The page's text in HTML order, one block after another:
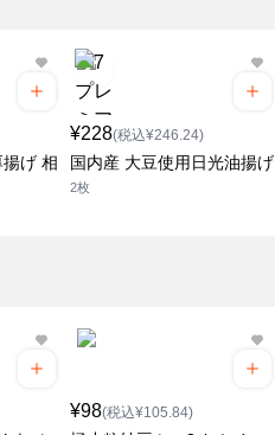
げ 相
¥228(税込¥246.24)
国内産 大豆使用日光油揚げ
2枚
¥98(税込¥105.84)